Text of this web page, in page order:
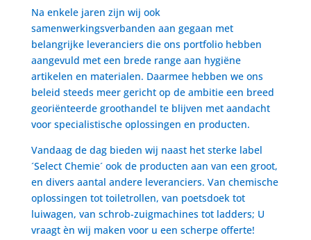
Na enkele jaren zijn wij ook
samenwerkingsverbanden aan gegaan met
belangrijke leveranciers die ons portfolio hebben
aangevuld met een brede range aan hygiëne
artikelen en materialen. Daarmee hebben we ons
beleid steeds meer gericht op de ambitie een breed
georiënteerde groothandel te blijven met aandacht
voor specialistische oplossingen en producten.
Vandaag de dag bieden wij naast het sterke label
´Select Chemie´ ook de producten aan van een groot,
en divers aantal andere leveranciers. Van chemische
oplossingen tot toiletrollen, van poetsdoek tot
luiwagen, van schrob-zuigmachines tot ladders; U
vraagt èn wij maken voor u een scherpe offerte!